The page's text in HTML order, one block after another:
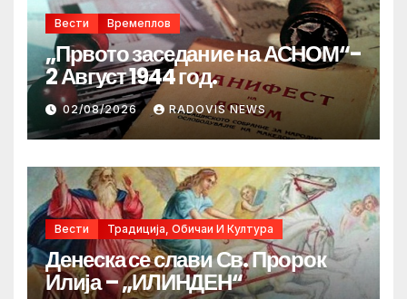
Вести Времеплов
„Првото заседание на АСНОМ“-
2 Август 1944 год.
02/08/2026 RADOVIS NEWS
Вести Традиција, Обичаи И Култура
Денеска се слави Св. Пророк
Илија – „ИЛИНДЕН“